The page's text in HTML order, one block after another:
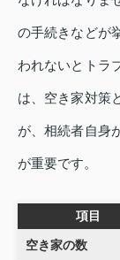
の手続きなどが
われないとトラ
は、空き家対策
が、相続者自身
が重要です。
項目
空き家の数